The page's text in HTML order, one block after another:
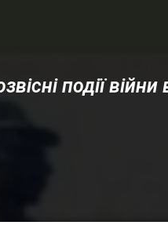
події війни